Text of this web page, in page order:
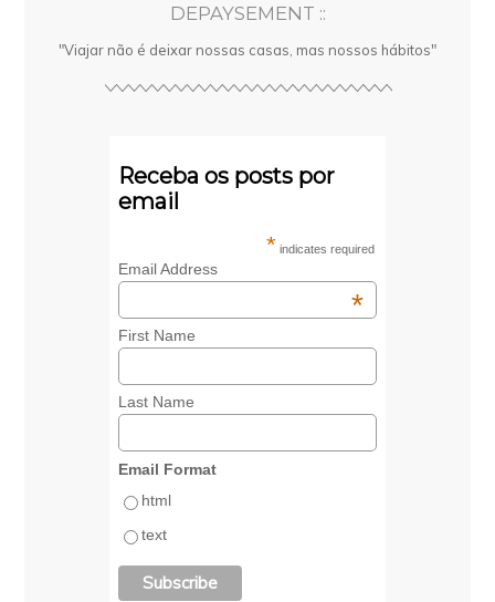
DEPAYSEMENT ::
"Viajar não é deixar nossas casas, mas nossos hábitos"
Receba os posts por
email
* indicates required
Email Address
*
First Name
Last Name
Email Format
html
text